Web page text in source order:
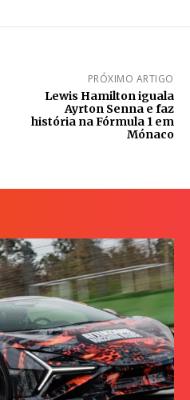
PRÓXIMO ARTIGO
Lewis Hamilton iguala
Ayrton Senna e faz
história na Fórmula 1 em
Mónaco